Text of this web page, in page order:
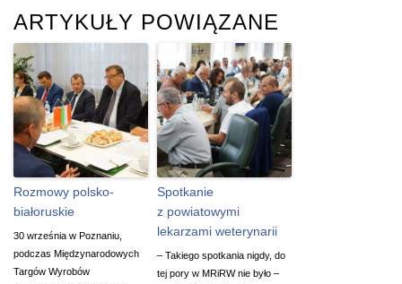
ARTYKUŁY POWIĄZANE
Rozmowy polsko-
białoruskie
30 września w Poznaniu,
podczas Międzynarodowych
Targów Wyrobów
Spotkanie
z powiatowymi
lekarzami weterynarii
– Takiego spotkania nigdy, do
tej pory w MRiRW nie było –